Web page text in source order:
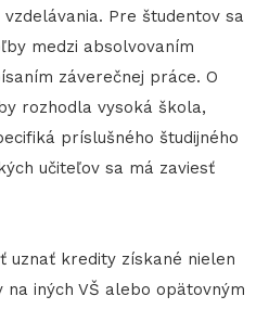
Pre študentov sa
medzi absolvovaním
záverečnej práce. O
rozhodla vysoká škola,
príslušného študijného
učiteľov sa má zaviesť
uznať kredity získané nielen
iných VŠ alebo opätovným